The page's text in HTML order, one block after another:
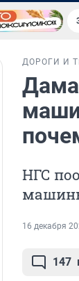
ДОРОГИ И
Дама
НГС
16 декабря
147